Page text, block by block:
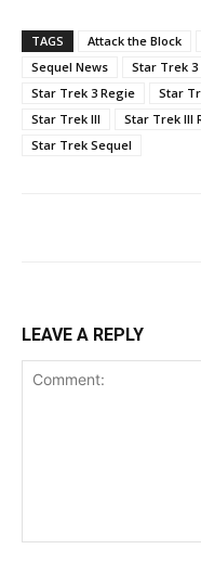
TAGS Attack the Block
Sequel News
Star Trek 3
Star Trek 3 Regie
Star
Star Trek III
Star Trek III
Star Trek Sequel
LEAVE A REPLY